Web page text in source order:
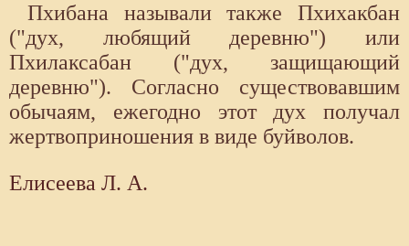
Пхибана называли также Пхихакбан
("дух, любящий деревню") или
Пхилаксабан ("дух, защищающий
деревню"). Согласно существовавшим
обычаям, ежегодно этот дух получал
жертвоприношения в виде буйволов.
Елисеева Л. А.